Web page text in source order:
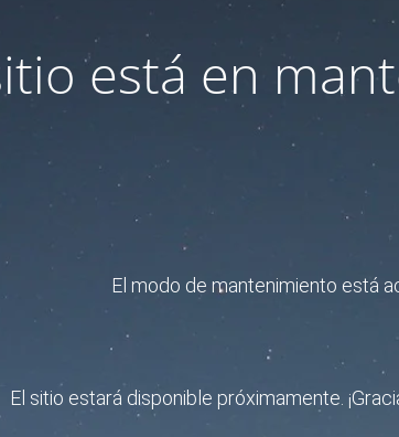
está en
El modo de mantenimiento está
El sitio estará disponible próximamente.